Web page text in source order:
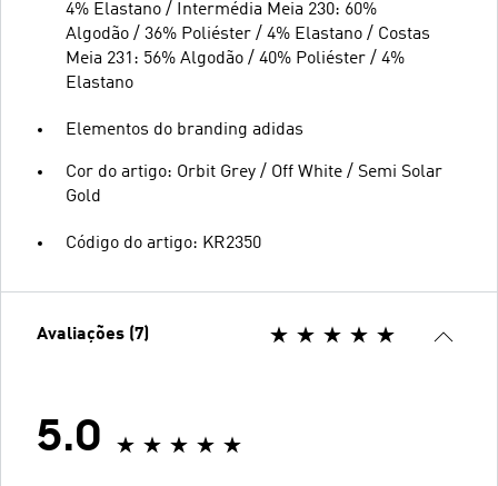
4% Elastano / Intermédia Meia 230: 60%
Algodão / 36% Poliéster / 4% Elastano / Costas
Meia 231: 56% Algodão / 40% Poliéster / 4%
Elastano
Elementos do branding adidas
Cor do artigo: Orbit Grey / Off White / Semi Solar
Gold
Código do artigo: KR2350
Avaliações (7)
5.0